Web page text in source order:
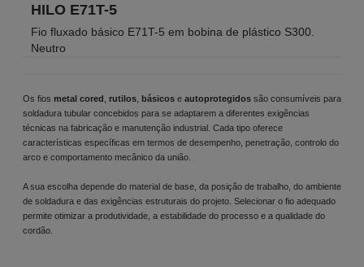
HILO E71T-5
Fio fluxado básico E71T-5 em bobina de plástico S300.
Neutro
Os fios metal cored rutilos básicos e autoprotegidos são consumíveis para
soldadura tubular concebidos para se adaptarem a diferentes exigências
técnicas na fabricação e manutenção industrial. Cada tipo oferece
características específicas em termos de desempenho, penetração, controlo do
arco e comportamento mecânico da união.
A sua escolha depende do material de base, da posição de trabalho, do ambiente
de soldadura e das exigências estruturais do projeto. Selecionar o fio adequado
permite otimizar a produtividade, a estabilidade do processo e a qualidade do
cordão.